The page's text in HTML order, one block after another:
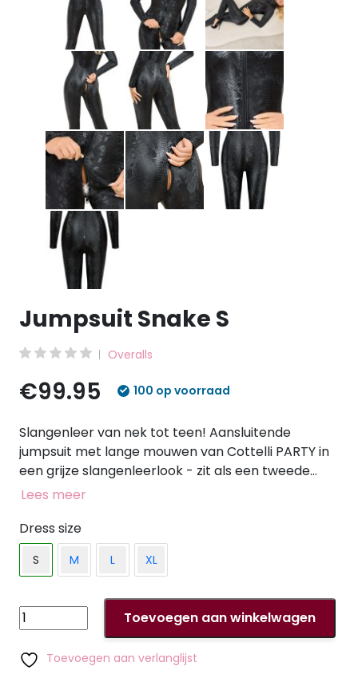
Jumpsuit Snake S
Overalls
€99.95 100 op voorraad
Slangenleer van nek tot teen! Aansluitende
jumpsuit met lange mouwen van Cottelli PARTY in
een grijze slangenleerlook - zit als een tweede
huid. Zacht en stretchy voor maximaal comfort.
opstaande kraag door het kruis tot over de billen,
is zowel praktisch als erotisch - hij kan op
verschillende manieren worden geopend en
polyurethaan coating.
Lees meer
Dress size
S M L XL
Jumpsuit
Snake
S
aantal
Toevoegen aan winkelwagen
Toevoegen aan verlanglijst